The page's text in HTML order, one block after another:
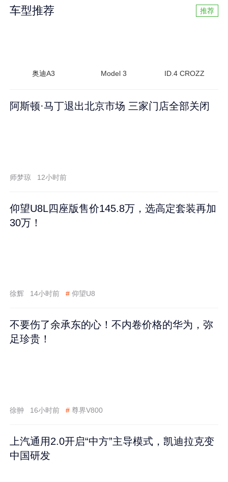
车型推荐 推荐
奥迪A3 Model 3 ID.4 CROZZ
阿斯顿·马丁退出北京市场 三家门店全部关闭
师梦琼 12小时前
仰望U8L四座版售价145.8万，选高定套装再加
30万！
徐辉 14小时前 # 仰望U8
不要伤了余承东的心！不内卷价格的华为，弥
足珍贵！
徐翀 16小时前 # 尊界V800
上汽通用2.0开启“中方”主导模式，凯迪拉克变
中国研发